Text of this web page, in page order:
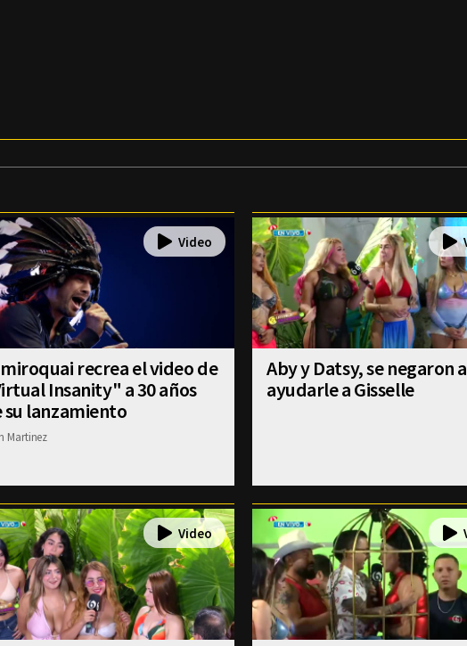
recrea el video de
Insanity" a 30 años
su lanzamiento
Martinez
Aby y Datsy, se negaron a
ayudarle a Gisselle